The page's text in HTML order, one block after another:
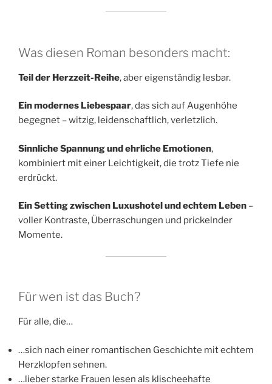
Was diesen Roman besonders macht:
Teil der Herzzeit-Reihe, aber eigenständig lesbar.
Ein modernes Liebespaar, das sich auf Augenhöhe
begegnet – witzig, leidenschaftlich, verletzlich.
Sinnliche Spannung und ehrliche Emotionen,
kombiniert mit einer Leichtigkeit, die trotz Tiefe nie
erdrückt.
Ein Setting zwischen Luxushotel und echtem Leben –
voller Kontraste, Überraschungen und prickelnder
Momente.
Für wen ist das Buch?
Für alle, die…
…sich nach einer romantischen Geschichte mit echtem
Herzklopfen sehnen.
…lieber starke Frauen lesen als klischeehafte